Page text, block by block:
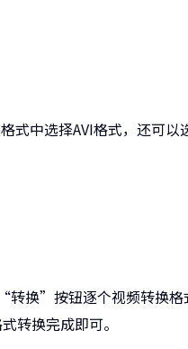
式中选择AVI格式，还可
转换”按钮逐个视频转换
转换完成即可。